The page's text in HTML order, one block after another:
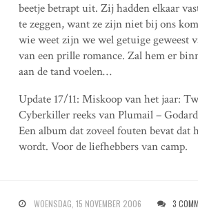
beetje betrapt uit. Zij hadden elkaar
te zeggen, want ze zijn niet bij ons
wie weet zijn we wel getuige geweest
van een prille romance. Zal hem er
aan de tand voelen…
Update 17/11: Miskoop van het jaar:
Cyberkiller reeks van Plumail –
Een album dat zoveel fouten bevat dat
wordt. Voor de liefhebbers van camp.
WOENSDAG, 15 NOVEMBER 2006 3